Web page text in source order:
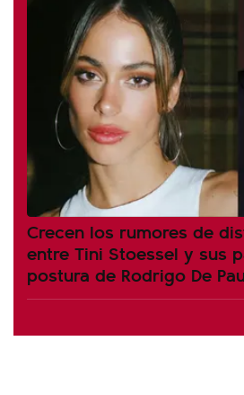
Crecen los rumores de
entre Tini Stoessel y sus
postura de Rodrigo De